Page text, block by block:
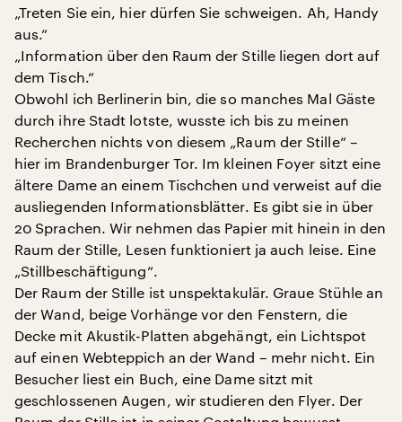
„Treten Sie ein, hier dürfen Sie schweigen. Ah, Handy
aus.“
„Information über den Raum der Stille liegen dort auf
dem Tisch.“
Obwohl ich Berlinerin bin, die so manches Mal Gäste
durch ihre Stadt lotste, wusste ich bis zu meinen
Recherchen nichts von diesem „Raum der Stille“ –
hier im Brandenburger Tor. Im kleinen Foyer sitzt eine
ältere Dame an einem Tischchen und verweist auf die
ausliegenden Informationsblätter. Es gibt sie in über
20 Sprachen. Wir nehmen das Papier mit hinein in den
Raum der Stille, Lesen funktioniert ja auch leise. Eine
„Stillbeschäftigung“.
Der Raum der Stille ist unspektakulär. Graue Stühle an
der Wand, beige Vorhänge vor den Fenstern, die
Decke mit Akustik-Platten abgehängt, ein Lichtspot
auf einen Webteppich an der Wand – mehr nicht. Ein
Besucher liest ein Buch, eine Dame sitzt mit
geschlossenen Augen, wir studieren den Flyer. Der